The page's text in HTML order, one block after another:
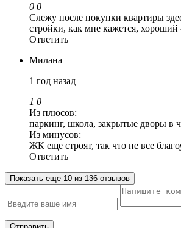
0 0
Слежу после покупки квартиры
стройки, как мне кажется,
Ответить
Милана
1 год назад
1 0
Из плюсов:
паркинг, школа, закрытые дворы в
Из минусов:
ЖК еще строят, так что не все
Ответить
Показать еще 10 из 136 отзывов